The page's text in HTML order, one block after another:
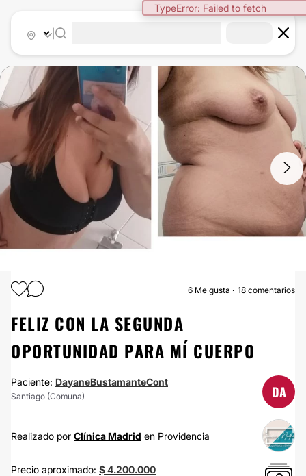
TypeError: Failed to fetch
ABDOMINOPLASTÍA
6 Me gusta 18 comentarios
FELIZ CON LA SEGUNDA
OPORTUNIDAD PARA MÍ CUERPO
Paciente: DayaneBustamanteCont
Santiago (Comuna) DA
Realizado por Clínica Madrid en Providencia
Precio aproximado: $ 4.200.000